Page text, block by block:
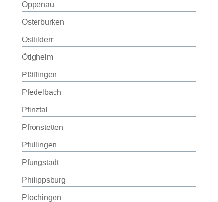
Oppenau
Osterburken
Ostfildern
Ötigheim
Pfäffingen
Pfedelbach
Pfinztal
Pfronstetten
Pfullingen
Pfungstadt
Philippsburg
Plochingen